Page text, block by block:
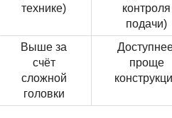
технике)
контроля
подачи)
Выше за
счёт
сложной
головки
проще